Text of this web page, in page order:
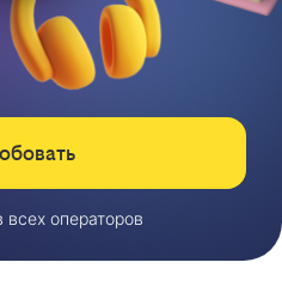
всех операторов